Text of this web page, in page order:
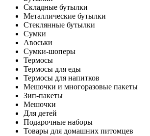
Складные бутылки
Металлические бутылки
Стеклянные бутылки
Сумки
Авоськи
Сумки-шоперы
Термосы
Термосы для еды
Термосы для напитков
Мешочки и многоразовые пакеты
Зип-пакеты
Мешочки
Для детей
Подарочные наборы
Товары для домашних питомцев